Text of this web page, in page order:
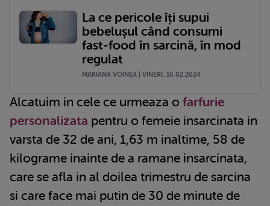
La ce pericole îți supui
bebelușul când consumi
fast-food în sarcină, în mod
regulat
MARIANA VOINEA | VINERI, 16.02.2024
Alcatuim in cele ce urmeaza o farfurie
personalizata pentru o femeie insarcinata in
varsta de 32 de ani, 1,63 m inaltime, 58 de
kilograme inainte de a ramane insarcinata,
care se afla in al doilea trimestru de sarcina
si care face mai putin de 30 de minute de